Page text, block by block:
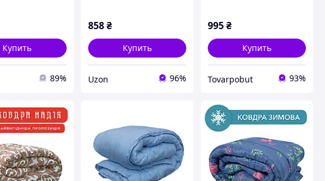
Купить
89%
858 ₴
Купить
Uzon 96%
995₴
Купить
Tovarpobut 93%